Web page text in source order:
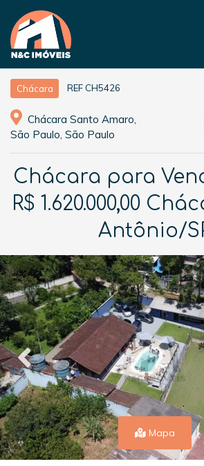
Chácara REF CH5426
Chácara Santo Amaro,
São Paulo, São Paulo
Chácara para
R$ 1.620.000,00
Antônio/
Mapa